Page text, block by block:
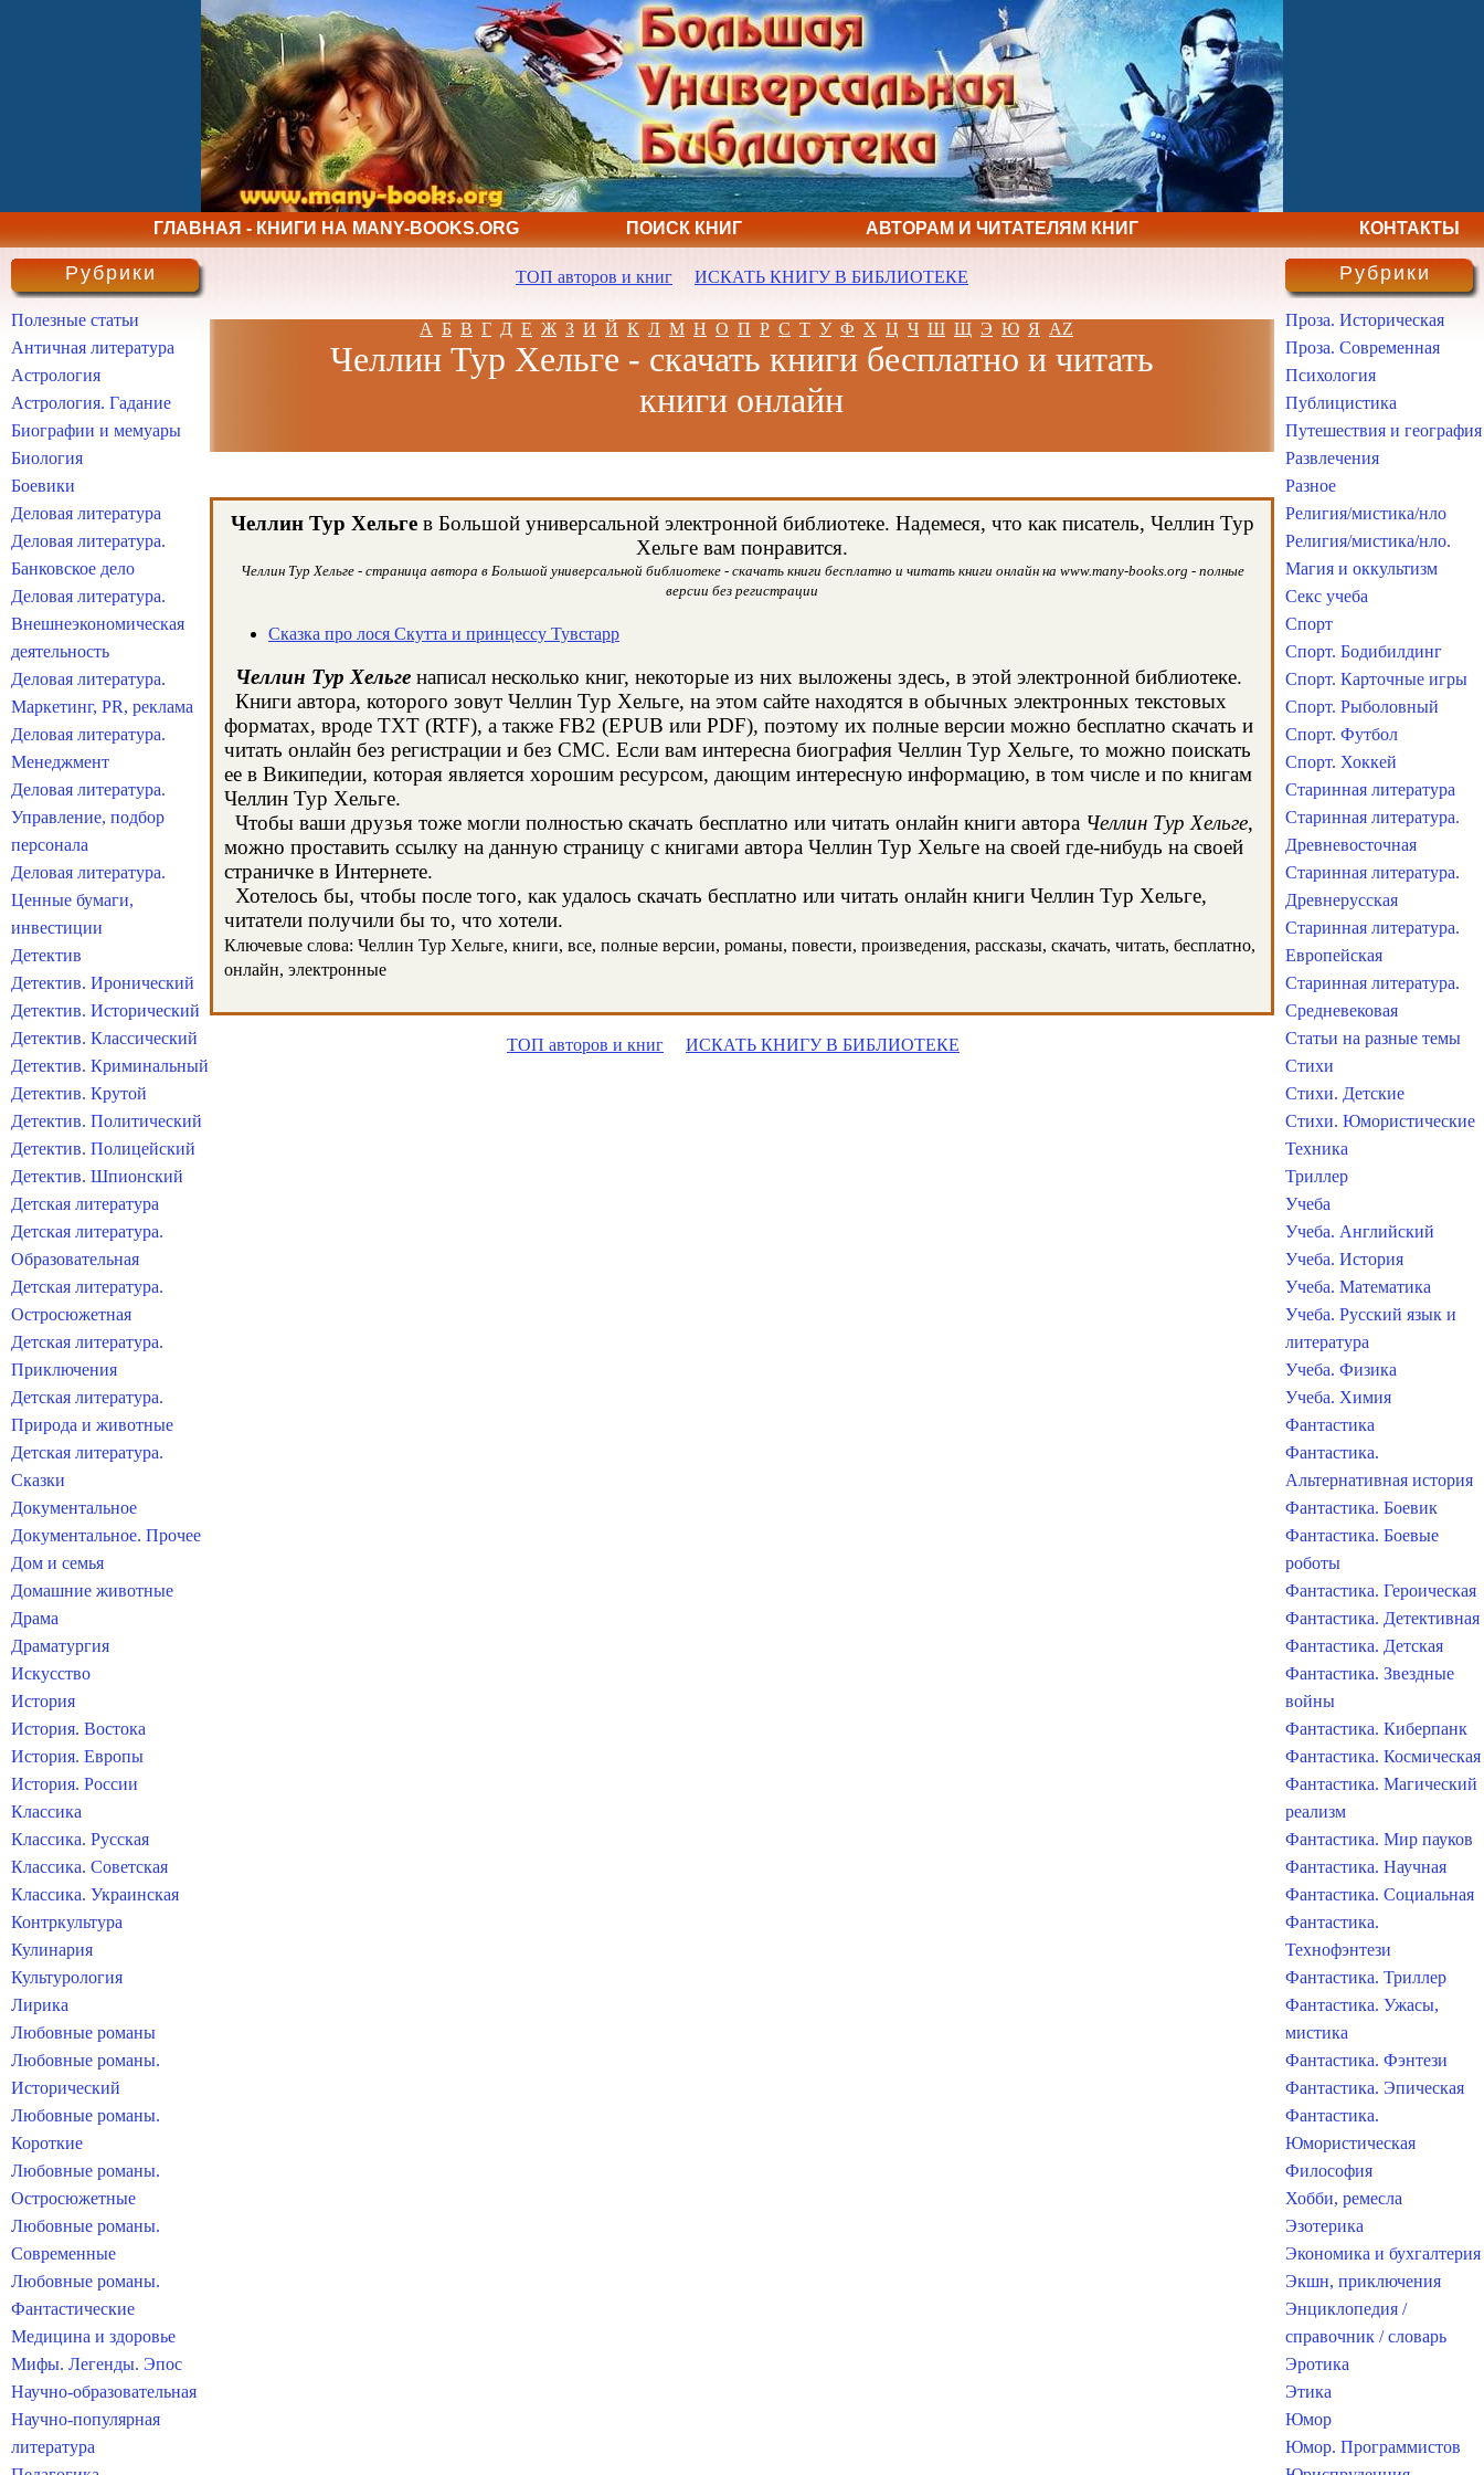
ГЛАВНАЯ - КНИГИ НА MANY-BOOKS.ORG ПОИСК КНИГ АВТОРАМ И ЧИТАТЕЛЯМ КНИГ КОНТАКТЫ
ТОП авторов и книг ИСКАТЬ КНИГУ В БИБЛИОТЕКЕ
А Б В Г Д Е Ж З И Й К Л М Н О П Р С Т У Ф Х Ц Ч Ш Щ Э Ю Я AZ
Челлин Тур Хельге - скачать книги бесплатно и читать
книги онлайн
Челлин Тур Хельгев Большой универсальной электронной библиотеке. Надемеся, что как писатель, Челлин Тур
Хельге вам понравится.
Челлин Тур Хельге - страница автора в Большой универсальной библиотеке - скачать книги бесплатно и читать книги онлайн на www.many-books.org - полные
версии без регистрации
Сказка про лося Скутта и принцессу Тувстарр
Челлин Тур Хельге написал несколько книг, некоторые из них выложены здесь, в этой электронной библиотеке.
Книги автора, которого зовут Челлин Тур Хельге, на этом сайте находятся в обычных электронных текстовых
форматах, вроде TXT (RTF), а также FB2 (EPUB или PDF), поэтому их полные версии можно бесплатно скачать и
читать онлайн без регистрации и без СМС. Если вам интересна биография Челлин Тур Хельге, то можно поискать
ее в Википедии, которая является хорошим ресурсом, дающим интересную информацию, в том числе и по книгам
Челлин Тур Хельге.
Чтобы ваши друзья тоже могли полностью скачать бесплатно или читать онлайн книги автора Челлин Тур Хельге,
можно проставить ссылку на данную страницу с книгами автора Челлин Тур Хельге на своей где-нибудь на своей
страничке в Интернете.
Хотелось бы, чтобы после того, как удалось скачать бесплатно или читать онлайн книги Челлин Тур Хельге,
читатели получили бы то, что хотели.
Ключевые слова: Челлин Тур Хельге, книги, все, полные версии, романы, повести, произведения, рассказы, скачать, читать, бесплатно,
онлайн, электронные
ТОП авторов и книг ИСКАТЬ КНИГУ В БИБЛИОТЕКЕ
Рубрики
Полезные статьи
Античная литература
Астрология
Астрология. Гадание
Биографии и мемуары
Биология
Боевики
Деловая литература
Деловая литература.
Банковское дело
Деловая литература.
Внешнеэкономическая
деятельность
Деловая литература.
Маркетинг, PR, реклама
Деловая литература.
Менеджмент
Деловая литература.
Управление, подбор
персонала
Деловая литература.
Ценные бумаги,
инвестиции
Детектив
Детектив. Иронический
Детектив. Исторический
Детектив. Классический
Детектив. Криминальный
Детектив. Крутой
Детектив. Политический
Детектив. Полицейский
Детектив. Шпионский
Детская литература
Детская литература.
Образовательная
Детская литература.
Остросюжетная
Детская литература.
Приключения
Детская литература.
Природа и животные
Детская литература.
Сказки
Документальное
Документальное. Прочее
Дом и семья
Домашние животные
Драма
Драматургия
Искусство
История
История. Востока
История. Европы
История. России
Классика
Классика. Русская
Классика. Советская
Классика. Украинская
Контркультура
Кулинария
Культурология
Лирика
Любовные романы
Любовные романы.
Исторический
Любовные романы.
Короткие
Любовные романы.
Остросюжетные
Любовные романы.
Современные
Любовные романы.
Фантастические
Медицина и здоровье
Мифы. Легенды. Эпос
Научно-образовательная
Научно-популярная
литература
Рубрики
Проза. Историческая
Проза. Современная
Психология
Публицистика
Путешествия и география
Развлечения
Разное
Религия/мистика/нло
Религия/мистика/нло.
Магия и оккультизм
Секс учеба
Спорт
Спорт. Бодибилдинг
Спорт. Карточные игры
Спорт. Рыболовный
Спорт. Футбол
Спорт. Хоккей
Старинная литература
Старинная литература.
Древневосточная
Старинная литература.
Древнерусская
Старинная литература.
Европейская
Старинная литература.
Средневековая
Статьи на разные темы
Стихи
Стихи. Детские
Стихи. Юмористические
Техника
Триллер
Учеба
Учеба. Английский
Учеба. История
Учеба. Математика
Учеба. Русский язык и
литература
Учеба. Физика
Учеба. Химия
Фантастика
Фантастика.
Альтернативная история
Фантастика. Боевик
Фантастика. Боевые
роботы
Фантастика. Героическая
Фантастика. Детективная
Фантастика. Детская
Фантастика. Звездные
войны
Фантастика. Киберпанк
Фантастика. Космическая
Фантастика. Магический
реализм
Фантастика. Мир пауков
Фантастика. Научная
Фантастика. Социальная
Фантастика.
Технофэнтези
Фантастика. Триллер
Фантастика. Ужасы,
мистика
Фантастика. Фэнтези
Фантастика. Эпическая
Фантастика.
Юмористическая
Философия
Хобби, ремесла
Эзотерика
Экономика и бухгалтерия
Экшн, приключения
Энциклопедия /
справочник / словарь
Эротика
Этика
Юмор
Юмор. Программистов